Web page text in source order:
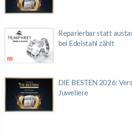
Reparierbar statt
bei Edelstahl zählt
DIE BESTEN 2026:
Juweliere